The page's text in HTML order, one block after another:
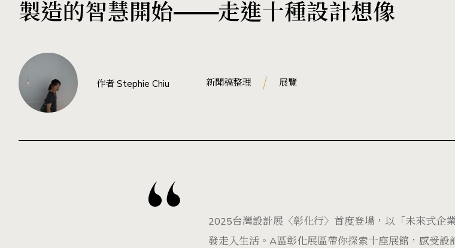
製造的智慧開始——走進十種設計想像
作者 Stephie Chiu 新聞稿整理 展覽
2025台灣設計展〈彰化行〉首度登場，以「未來式企
發走入生活。A區彰化展區帶你探索十座展館，感受